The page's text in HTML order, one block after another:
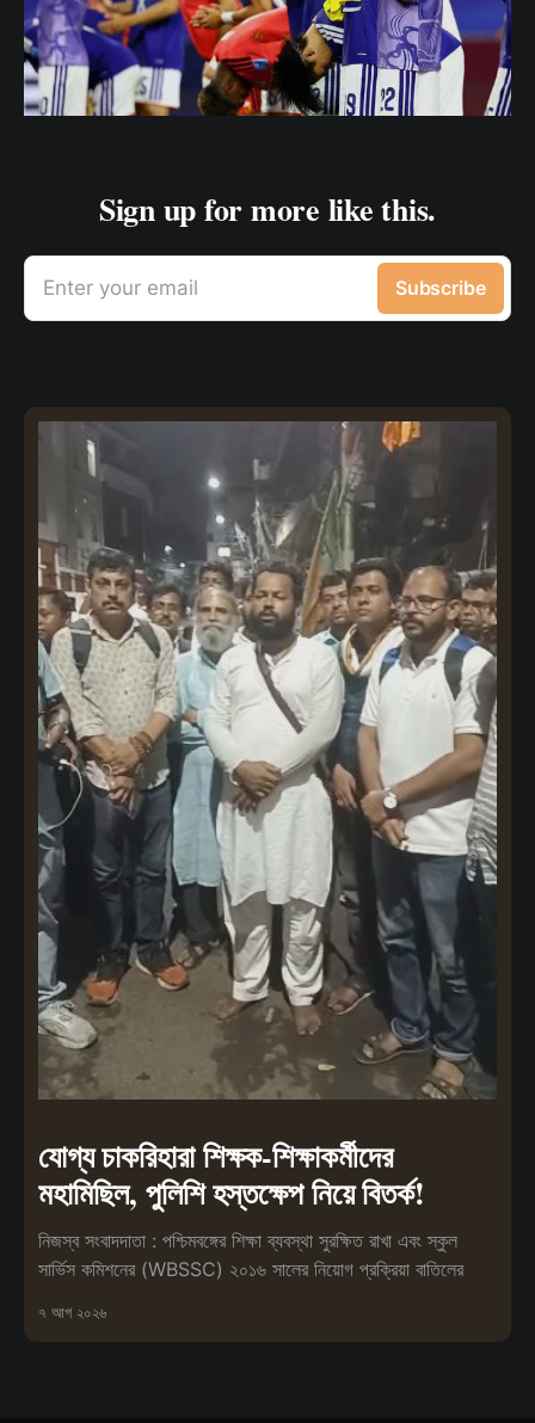
Sign up for more like this.
Enter your email Subscribe
যোগ্য চাকরিহারা শিক্ষক-শিক্ষাকর্মীদের
মহামিছিল, পুলিশি হস্তক্ষেপ নিয়ে বিতর্ক!
নিজস্ব সংবাদদাতা : পশ্চিমবঙ্গের শিক্ষা ব্যবস্থা সুরক্ষিত রাখা এবং স্কুল
সার্ভিস কমিশনের (WBSSC) ২০১৬ সালের নিয়োগ প্রক্রিয়া বাতিলের
৭ আগ ২০২৬